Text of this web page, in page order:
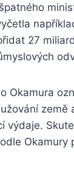
27
Okamura
výdaje.